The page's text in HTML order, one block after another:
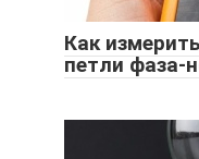
Как
петли фаза-